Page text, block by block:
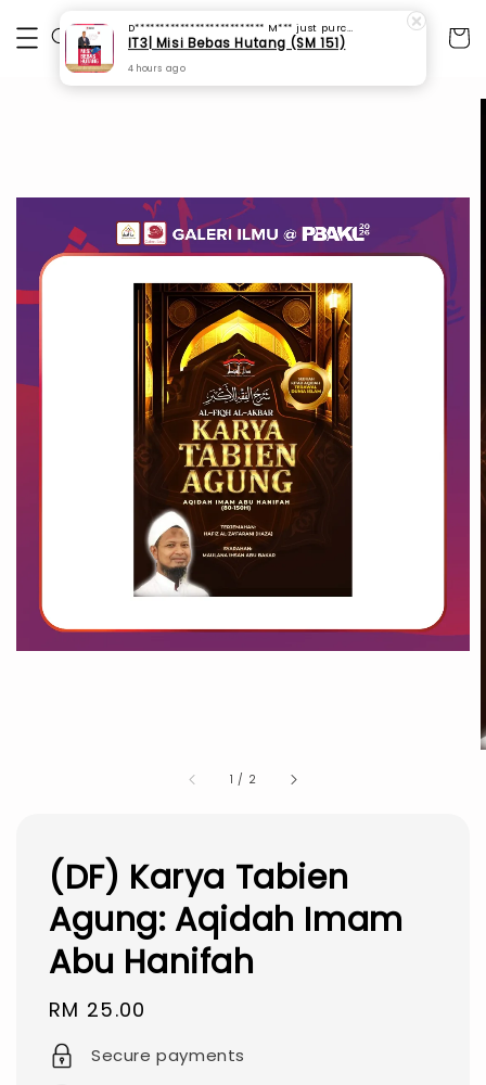
1 / 2
(DF) Karya Tabien
Agung: Aqidah Imam
Abu Hanifah
Regular
price
RM 25.00
Secure payments
D************************** M*** just purchased
IT3| Misi Bebas Hutang (SM 151)
4 hours ago